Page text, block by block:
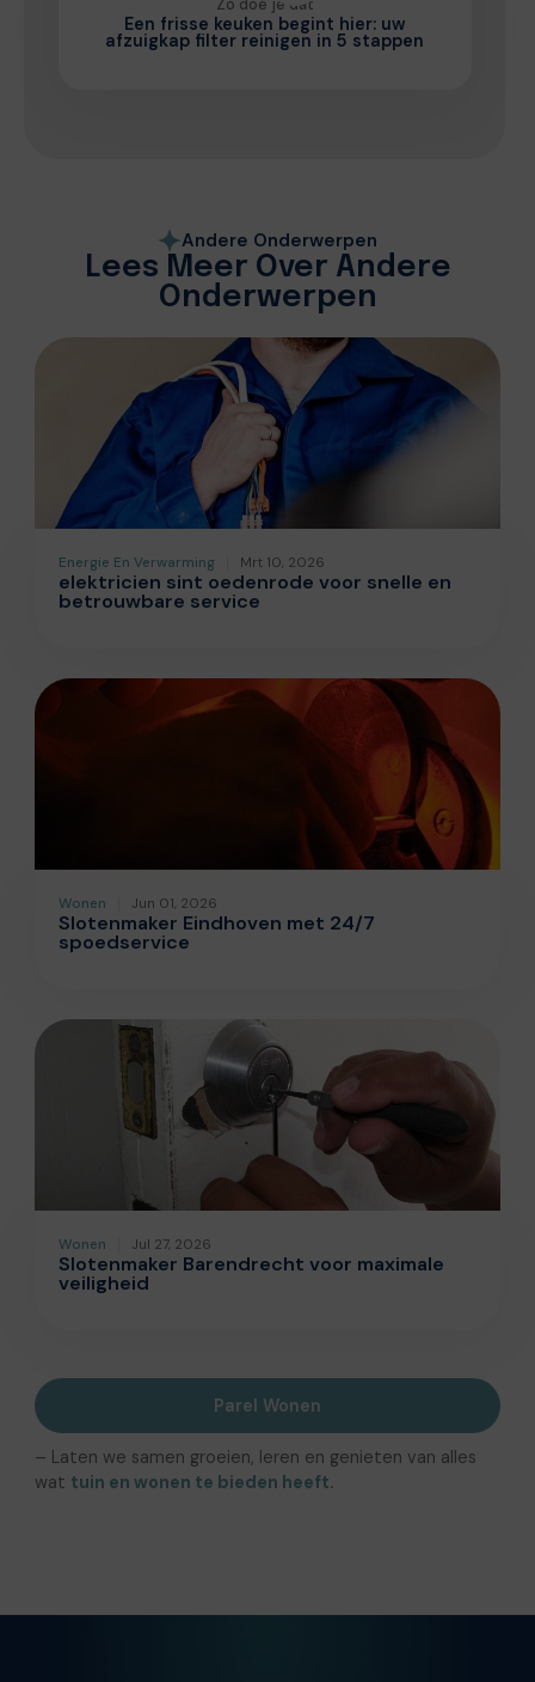
Zo doe je dat
Een frisse keuken begint hier: uw
afzuigkap filter reinigen in 5 stappen
Andere Onderwerpen
Lees Meer Over Andere
Onderwerpen
Energie En Verwarming Mrt 10, 2026
elektricien sint oedenrode voor snelle en
betrouwbare service
Wonen Jun 01, 2026
Slotenmaker Eindhoven met 24/7
spoedservice
Wonen Jul 27, 2026
Slotenmaker Barendrecht voor maximale
veiligheid
Parel Wonen
– Laten we samen groeien, leren en genieten van alles
wat tuin en wonen te bieden heeft.